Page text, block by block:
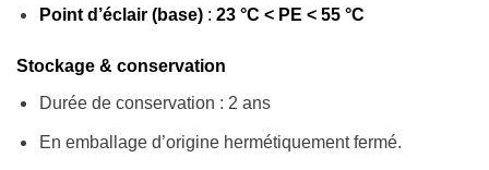
Point d’éclair (base): 23 °C < PE < 55 °C
Stockage & conservation
Durée de conservation : 2 ans
En emballage d’origine hermétiquement fermé.